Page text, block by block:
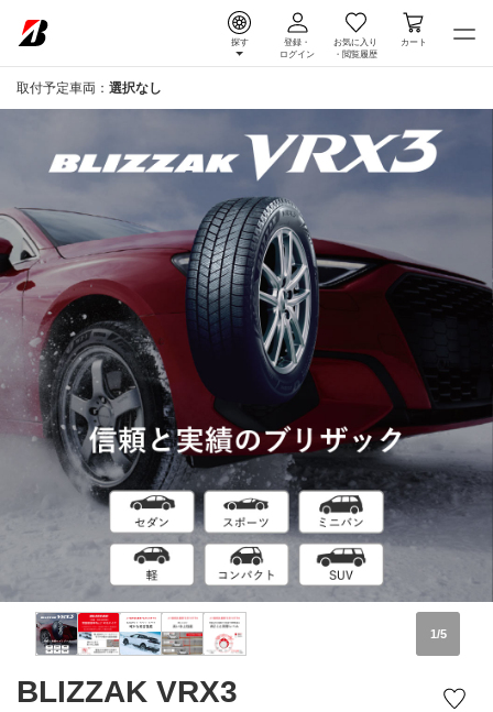
探す
登録・
ログイン
お気に入り
・ 閲覧履歴
カート
取付予定車両： 選択なし
1/5
BLIZZAK VRX3